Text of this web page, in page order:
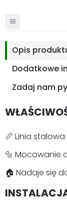
Opis
Dodatkowe
Zadaj nam
📏 Linia
🔩 Mocowanie
🏠 Nadaje się